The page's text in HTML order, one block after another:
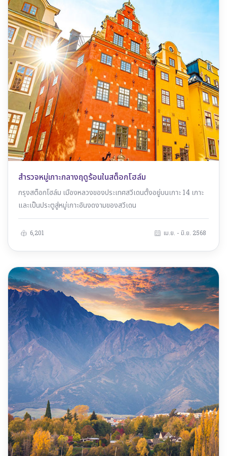
สำรวจหมู่เกาะกลางฤดูร้อนในสต็อกโฮล์ม
กรุงสต็อกโฮล์ม เมืองหลวงของประเทศสวีเดนตั้งอยู่บนเกาะ 14 เกาะ
และเป็นประตูสู่หมู่เกาะอันงดงามของสวีเดน
6,201 เม.ย. - มิ.ย. 2568